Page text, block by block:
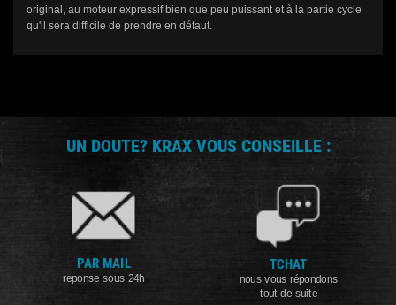
original, au moteur expressif bien que peu puissant et à la partie cycle
qu'il sera difficile de prendre en défaut.
UN DOUTE? KRAX VOUS CONSEILLE :
PAR MAIL
reponse sous 24h
TCHAT
nous vous répondons
tout de suite